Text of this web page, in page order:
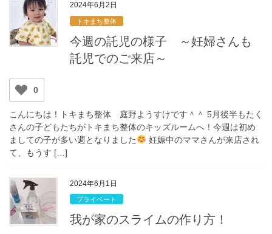
2024年6月2日
トキまち整体
今週の託児の様子 ～妊婦さんも
託児でのご来店～
0
こんにちは！トキまち整体 庭野ようすけです＾＾ 5月後半もたく
さんの子どもたちがトキまち整体のキッズルームへ！今週は初め
ましての子が多い週となりました
妊娠中のママさんが来店され
て、もうす […]
2024年6月1日
プライベート
我が家のスライムの作り方！